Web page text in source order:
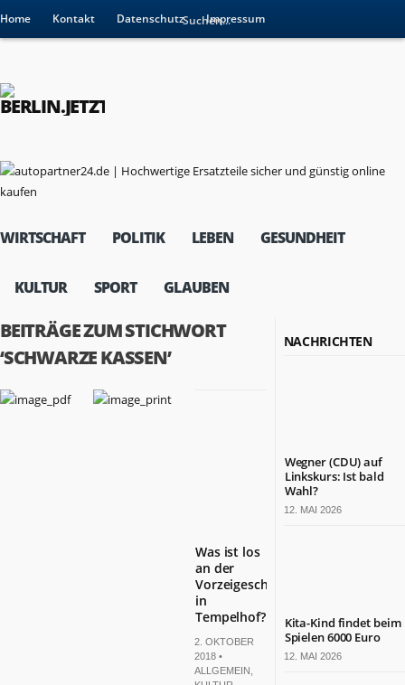
Home Kontakt Datenschutz Impressum
WIRTSCHAFT POLITIK LEBEN GESUNDHEIT
KULTUR SPORT GLAUBEN
BEITRÄGE ZUM STICHWORT
‘SCHWARZE KASSEN’
Was ist los
an der
Vorzeigeschule
in
Tempelhof?
2. OKTOBER
2018 •
ALLGEMEIN
NACHRICHTEN
Wegner (CDU) auf
Linkskurs: Ist bald
Wahl?
12. MAI 2026
Kita-Kind findet beim
Spielen 6000 Euro
12. MAI 2026